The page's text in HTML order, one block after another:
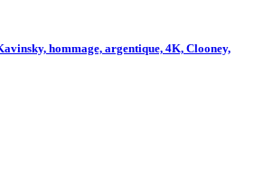
hommage, argentique, 4K, Clooney,